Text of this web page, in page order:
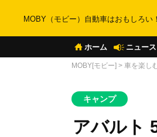
MOBY（モビー）自動車はおもしろい！
ホーム ニュース
MOBY[モビー] > 車を楽し
キャンプ
アバルト